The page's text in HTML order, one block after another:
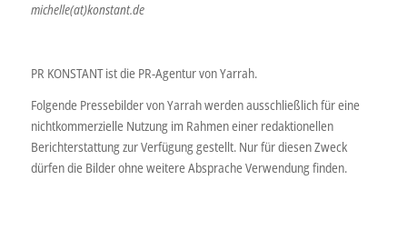
michelle(at)konstant.de
PR KONSTANT ist die PR-Agentur von Yarrah.
Folgende Pressebilder von Yarrah werden ausschließlich für eine
nichtkommerzielle Nutzung im Rahmen einer redaktionellen
Berichterstattung zur Verfügung gestellt. Nur für diesen Zweck
dürfen die Bilder ohne weitere Absprache Verwendung finden.